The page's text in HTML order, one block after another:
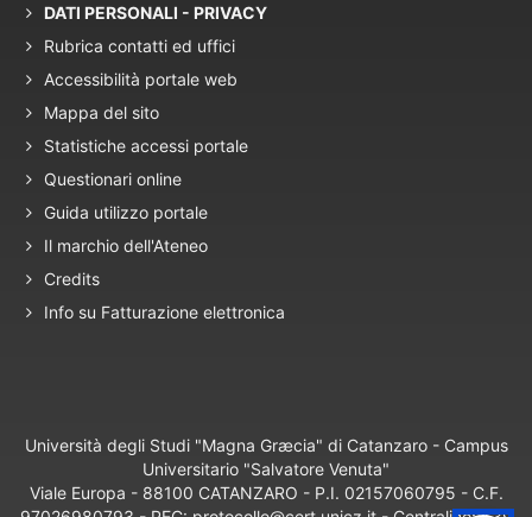
DATI PERSONALI - PRIVACY
Rubrica contatti ed uffici
Accessibilità portale web
Mappa del sito
Statistiche accessi portale
Questionari online
Guida utilizzo portale
Il marchio dell'Ateneo
Credits
Info su Fatturazione elettronica
Università degli Studi "Magna Græcia" di Catanzaro - Campus
Universitario "Salvatore Venuta"
Viale Europa - 88100 CATANZARO - P.I. 02157060795 - C.F.